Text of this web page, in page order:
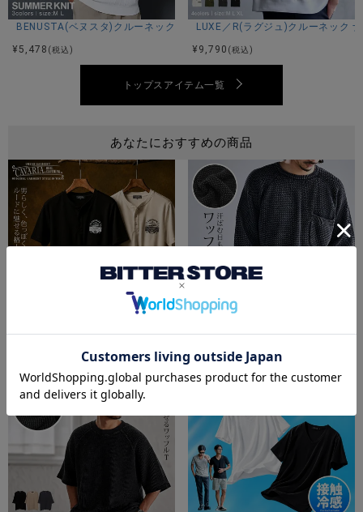
※平置き計測。
モデル
身長173cm 体重70kg Lサイズ着用
アイテムガイド
伸縮性-あり 透け感-ホワイトのみ多少あり 生地の厚み-普通
※当店スタッフの個人的な感想になります。お客様により、感
じ方等異なる場合がございますので、あくまでもご参考とし
てご利用ください。
BENUSTA(ベヌスタ)クルーネック半袖ニット/3色
¥ 5,478 (税込)
LUXE／R(ラグジュ)クルーネック
¥ 9,790 (税込)
トップスアイテム一覧
あなたにおすすめの商品
CavariA(キャバリア)スパンテレコプリントヘンリー半袖Tシャツ/全2色
CavariA(キャバリア)ワッフルTシ
¥7,590(税込)